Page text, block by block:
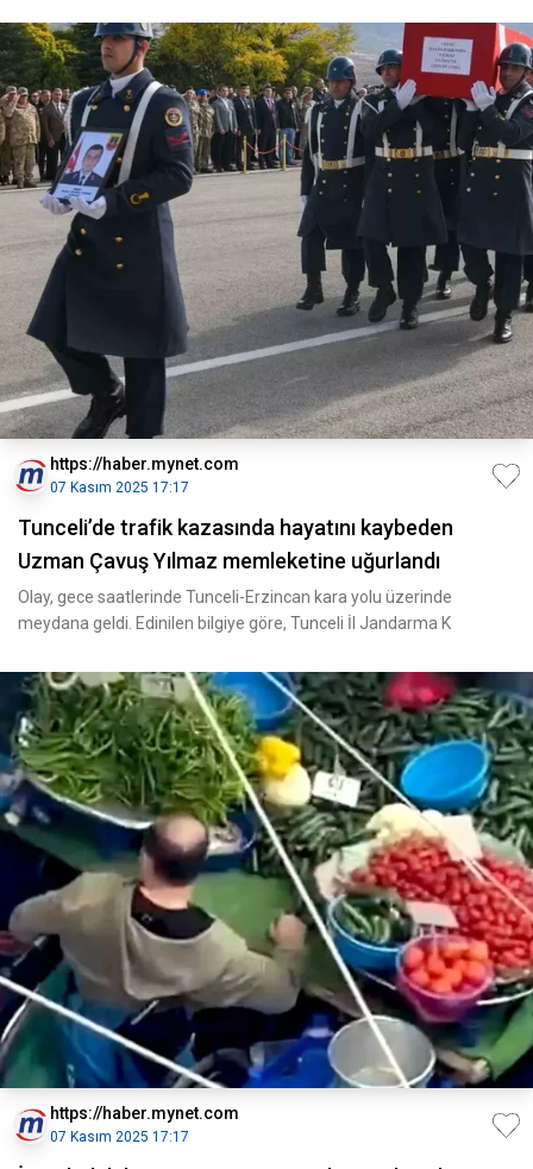
https://haber.mynet.com
07 Kasım 2025 17:17
Tunceli’de trafik kazasında hayatını kaybeden
Uzman Çavuş Yılmaz memleketine uğurlandı
Olay, gece saatlerinde Tunceli-Erzincan kara yolu üzerinde
meydana geldi. Edinilen bilgiye göre, Tunceli İl Jandarma K
https://haber.mynet.com
07 Kasım 2025 17:17